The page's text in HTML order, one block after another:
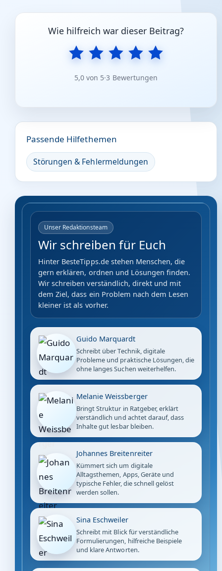
Wie hilfreich war dieser Beitrag?
5,0 von 5·3 Bewertungen
Passende Hilfethemen
Störungen & Fehlermeldungen
Unser Redaktionsteam
Wir schreiben für Euch
Hinter BesteTipps.de stehen Menschen, die
gern erklären, ordnen und Lösungen finden.
Wir schreiben verständlich, direkt und mit
dem Ziel, dass ein Problem nach dem Lesen
kleiner ist als vorher.
Guido Marquardt
Schreibt über Technik, digitale
Probleme und praktische Lösungen, die
ohne langes Suchen weiterhelfen.
Melanie Weissberger
Bringt Struktur in Ratgeber, erklärt
verständlich und achtet darauf, dass
Inhalte gut lesbar bleiben.
Johannes Breitenreiter
Kümmert sich um digitale
Alltagsthemen, Apps, Geräte und
typische Fehler, die schnell gelöst
werden sollen.
Sina Eschweiler
Schreibt mit Blick für verständliche
Formulierungen, hilfreiche Beispiele
und klare Antworten.